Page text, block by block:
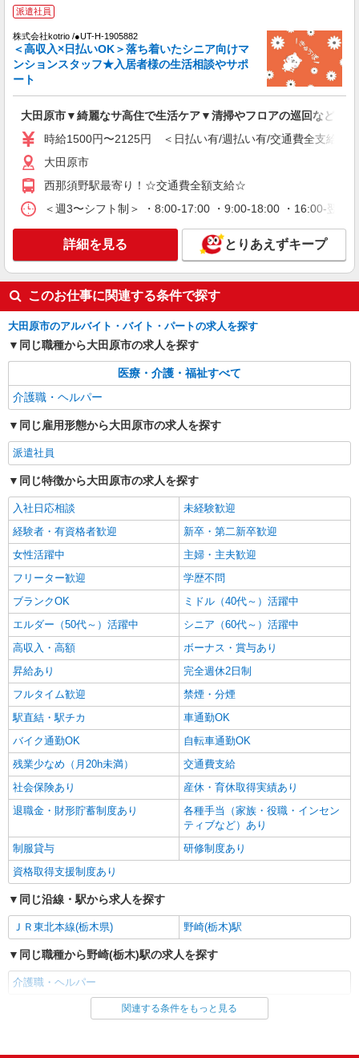
時給1500円〜2125円 ＜日払い有/週払い有/交
通費全支給(ガソリン代含む)＞
大田原市
派遣社員
株式会社kotrio /●UT-H-2012140
料住宅の介護♪
時給1500円〜2125円 ＜日払い有/週払い有/交
大田原市
キープ 詳細を見る
株式会社kotrio /●UT-H-2068035
大田原市｜まずは送迎業務で活躍しよう◎デイ
サービスSTAFF
時給1500円〜2125円 ＜日払い有/週払い有/交
大田原市内多数 マイカー通勤OK
株式会社kotrio /●UT-H-2094055
＜面接なし＞デイサービスでリハビリ補助・送
迎など＊大田原市
時給1500円〜2125円 ＜日払い有/週払い有/交
通費全支給(ガソリン代含む)＞
キープ 詳細を見る
派遣社員
株式会社kotrio /●UT-H-1905882
＜高収入×日払いOK＞落ち着いたシニア向けマ
ンションスタッフ★入居者様の生活相談やサポ
ート
大田原市▼綺麗なサ高住で生活ケア▼清掃やフロアの巡回など
時給1500円〜2125円 ＜日払い有/週払い有/交通費全支給(ガ
大田原市
西那須野駅最寄り！☆交通費全額支給☆
＜週3〜シフト制＞ ・8:00-17:00 ・9:00-18:00 ・16:00-
詳細を見る とりあえずキープ
このお仕事に関連する条件で探す
大田原市のアルバイト・バイト・パートの求人を探す
同じ職種から大田原市の求人を探す
医療・介護・福祉すべて
介護職・ヘルパー
同じ雇用形態から大田原市の求人を探す
派遣社員
同じ特徴から大田原市の求人を探す
入社日応相談
未経験歓迎
経験者・有資格者歓迎
新卒・第二新卒歓迎
女性活躍中
主婦・主夫歓迎
フリーター歓迎
学歴不問
ブランクOK
ミドル（40代～）活躍中
エルダー（50代～）活躍中
シニア（60代～）活躍中
高収入・高額
ボーナス・賞与あり
昇給あり
完全週休2日制
フルタイム歓迎
禁煙・分煙
駅直結・駅チカ
車通勤OK
バイク通勤OK
自転車通勤OK
残業少なめ（月20h未満）
交通費支給
社会保険あり
産休・育休取得実績あり
退職金・財形貯蓄制度あり
各種手当（家族・役職・インセン
ティブなど）あり
制服貸与
研修制度あり
資格取得支援制度あり
同じ沿線・駅から求人を探す
ＪＲ東北本線(栃木県) 野崎(栃木)駅
同じ職種から野崎(栃木)駅の求人を探す
介護職・ヘルパー
同じ雇用形態から野崎(栃木)駅の求人を探す
関連する条件をもっと見る